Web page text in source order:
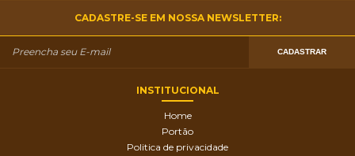
CADASTRE-SE EM NOSSA NEWSLETTER:
CADASTRAR
INSTITUCIONAL
Home
Portão
Politica de privacidade